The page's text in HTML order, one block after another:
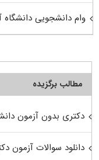
وام دانشجویی دانشگاه
مطالب برگزیده
دکتری بدون آزمون
دانلود سوالات آزمون